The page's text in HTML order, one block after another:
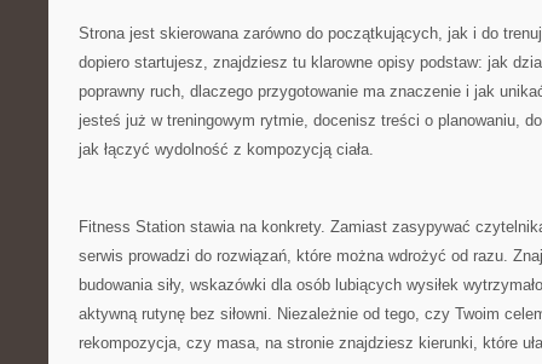
Strona jest skierowana zarówno do początkujących, jak i do
dopiero startujesz, znajdziesz tu klarowne opisy podstaw: jak
poprawny ruch, dlaczego przygotowanie ma znaczenie i jak
jesteś już w treningowym rytmie, docenisz treści o planowaniu,
jak łączyć wydolność z kompozycją ciała.
Fitness Station stawia na konkrety. Zamiast zasypywać
serwis prowadzi do rozwiązań, które można wdrożyć od razu.
budowania siły, wskazówki dla osób lubiących wysiłek
aktywną rutynę bez siłowni. Niezależnie od tego, czy Twoim
rekompozycja, czy masa, na stronie znajdziesz kierunki, które